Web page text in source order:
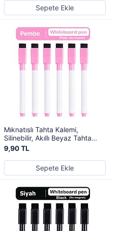
Sepete Ekle
Mıknatıslı Tahta Kalemi,
Silinebilir, Akıllı Beyaz Tahta
Kalemi, Pembe Renk
9,90 TL
Sepete Ekle